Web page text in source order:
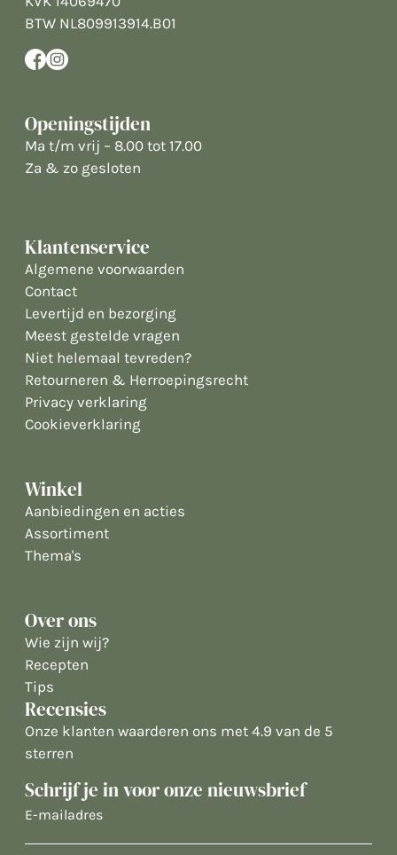
BTW NL809913914.B01
Openingstijden
Ma t/m vrij – 8.00 tot 17.00
Za & zo gesloten
Klantenservice
Algemene voorwaarden
Contact
Levertijd en bezorging
Meest gestelde vragen
Niet helemaal tevreden?
Retourneren & Herroepingsrecht
Privacy verklaring
Cookieverklaring
Winkel
Aanbiedingen en acties
Assortiment
Thema's
Over ons
Wie zijn wij?
Recepten
Tips
Recensies
Onze klanten waarderen ons met 4.9 van de 5
sterren
Schrijf je in voor onze nieuwsbrief
E-